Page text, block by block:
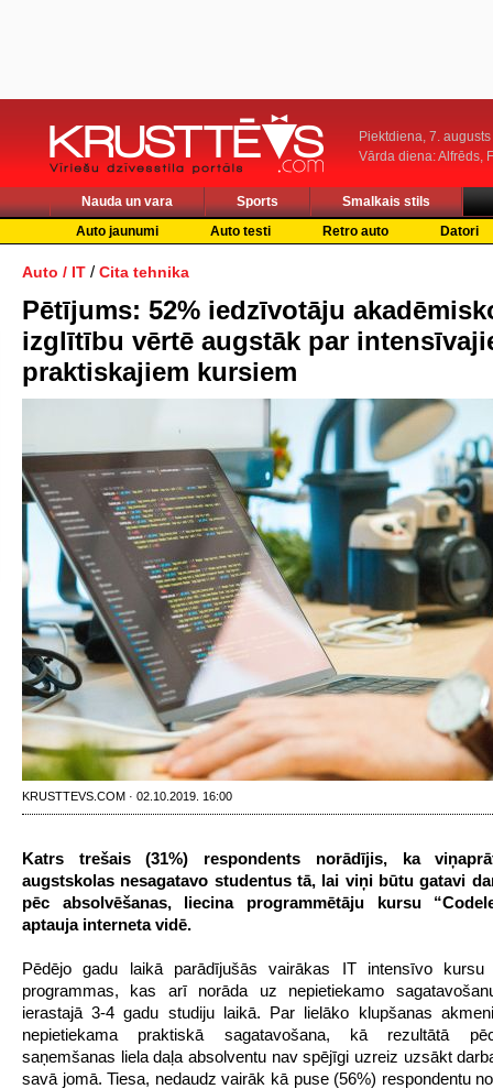
Piektdiena, 7. augusts
Vārda diena: Alfrēds,
Nauda un vara Sports
Smalkais stils
Auto jaunumi
Auto testi Retro auto Datori
Auto / IT / Cita tehnika
Pētījums: 52% iedzīvotāju
izglītību vērtē augstāk par
praktiskajiem kursiem
KRUSTTEVS.COM · 02.10.2019. 16:00
Katrs trešais (31%) respondents norādījis, ka
augstskolas nesagatavo studentus tā, lai viņi būtu gatavi
pēc absolvēšanas, liecina programmētāju kursu
aptauja interneta vidē.
Pēdējo gadu laikā parādījušās vairākas IT intensīvo
programmas, kas arī norāda uz nepietiekamo
ierastajā 3-4 gadu studiju laikā. Par lielāko klupšanas
nepietiekama praktiskā sagatavošana, kā rezultātā
saņemšanas liela daļa absolventu nav spējīgi uzreiz uzsākt
savā jomā. Tiesa, nedaudz vairāk kā puse (56%) respondentu